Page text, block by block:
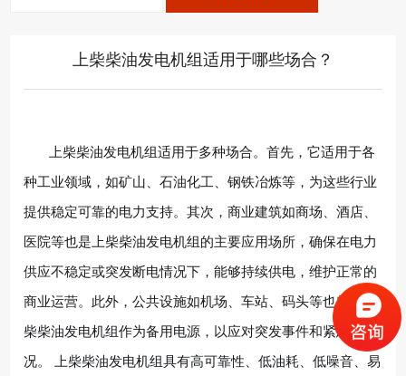
上柴柴油发电机组适用于哪些场合？
上柴柴油发电机组适用于多种场合。首先，它适用于各
种工业领域，如矿山、石油化工、钢铁冶炼等，为这些行业
提供稳定可靠的电力支持。其次，商业建筑如商场、酒店、
医院等也是上柴柴油发电机组的主要应用场所，确保在电力
供应不稳定或突发断电情况下，能够持续供电，维护正常的
商业运营。此外，公共设施如机场、车站、码头等也需要上
柴柴油发电机组作为备用电源，以应对突发事件和紧急情
况。 上柴柴油发电机组具有高可靠性、低油耗、低噪音、易